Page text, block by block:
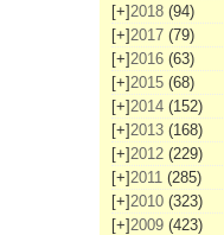
[+]2018 (94)
[+]2017 (79)
[+]2016 (63)
[+]2015 (68)
[+]2014 (152)
[+]2013 (168)
[+]2012 (229)
[+]2011 (285)
[+]2010 (323)
[+]2009 (423)